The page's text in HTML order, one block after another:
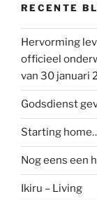
RECENTE
Hervorming
officieel
van 30 januari
Godsdienst
Starting
Nog eens een
Ikiru – Living